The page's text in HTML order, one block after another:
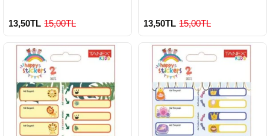
13,50TL 15,00TL 13,50TL 15,00TL